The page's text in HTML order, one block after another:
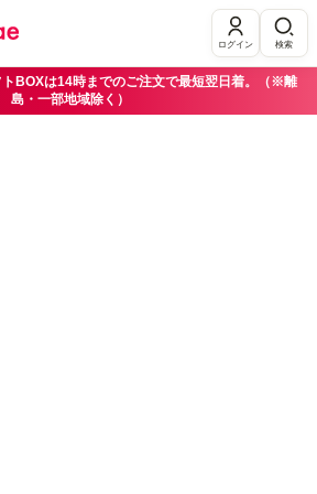
ログイン 検索
トBOXは14時までのご注文で最短翌日着。（※離
島・一部地域除く）